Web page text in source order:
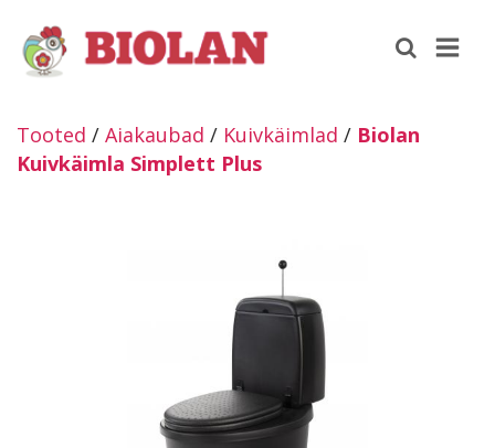
Tooted / Aiakaubad / Kuivkäimlad / Biolan
Kuivkäimla Simplett Plus